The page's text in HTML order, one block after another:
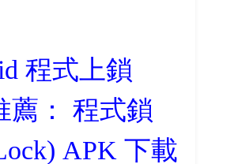
程式上鎖
薦： 程式鎖
APK 下載